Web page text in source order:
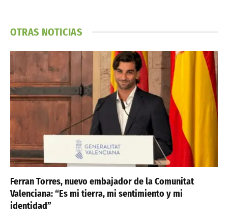
OTRAS NOTICIAS
Ferran Torres, nuevo embajador de la Comunitat
Valenciana: “Es mi tierra, mi sentimiento y mi
identidad”